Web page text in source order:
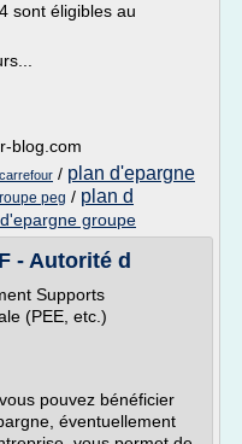
sont éligibles au
blog.com
/ plan d'epargne
peg / plan d
groupe
- Autorité d
Supports
(PEE, etc.)
pouvez bénéficier
éventuellement